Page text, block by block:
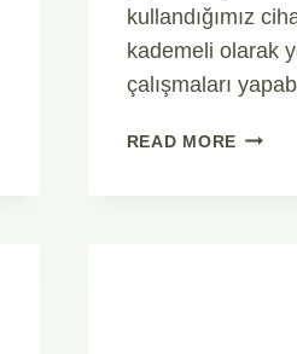
kullandığımız
kademeli olarak
çalışmaları
READ MORE